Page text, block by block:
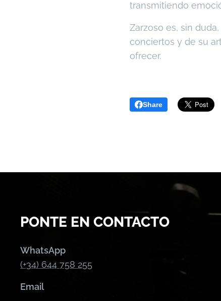
transmitiendo
Zarzoso es, sin
conciertos y de su
ofrecer.
Share
PONTE EN CONTACTO
WhatsApp
(+34) 644 758 255
Email